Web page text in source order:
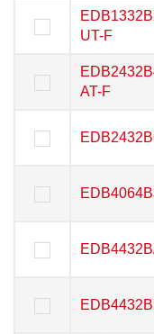
UT-F
AT-F
UT-F
AT-F